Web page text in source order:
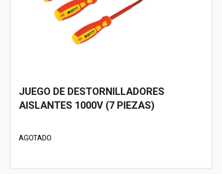
JUEGO DE DESTORNILLADORES
AISLANTES 1000V (7 PIEZAS)
AGOTADO